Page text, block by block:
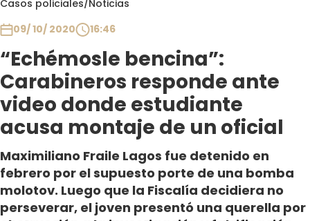
Casos policiales/Noticias
09/ 10/ 2020
16:46
“Echémosle bencina”:
Carabineros responde ante
video donde estudiante
acusa montaje de un oficial
Maximiliano Fraile Lagos fue detenido en
febrero por el supuesto porte de una bomba
molotov. Luego que la Fiscalía decidiera no
perseverar, el joven presentó una querella por
Club De La Comedia
Contigo en Directo
Plan Perfecto
El Tiempo
Sabingo
Todos Los Programas